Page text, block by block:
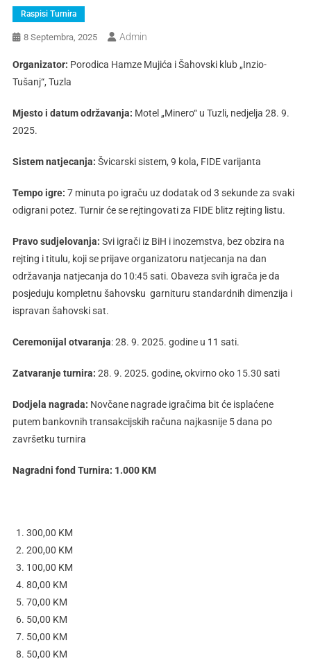
Raspisi Turnira
8 Septembra, 2025 Admin
Organizator: Porodica Hamze Mujića i Šahovski klub „Inzio-
Tušanj“, Tuzla
Mjesto i datum održavanja: Motel „Minero“ u Tuzli, nedjelja 28. 9.
2025.
Sistem natjecanja: Švicarski sistem, 9 kola, FIDE varijanta
Tempo igre: 7 minuta po igraču uz dodatak od 3 sekunde za svaki
odigrani potez. Turnir će se rejtingovati za FIDE blitz rejting listu.
Pravo sudjelovanja: Svi igrači iz BiH i inozemstva, bez obzira na
rejting i titulu, koji se prijave organizatoru natjecanja na dan
održavanja natjecanja do 10:45 sati. Obaveza svih igrača je da
posjeduju kompletnu šahovsku garnituru standardnih dimenzija i
ispravan šahovski sat.
Ceremonijal otvaranja: 28. 9. 2025. godine u 11 sati.
Zatvaranje turnira: 28. 9. 2025. godine, okvirno oko 15.30 sati
Dodjela nagrada: Novčane nagrade igračima bit će isplaćene
putem bankovnih transakcijskih računa najkasnije 5 dana po
završetku turnira
Nagradni fond Turnira: 1.000 KM
300,00 KM
200,00 KM
100,00 KM
80,00 KM
70,00 KM
50,00 KM
50,00 KM
50,00 KM